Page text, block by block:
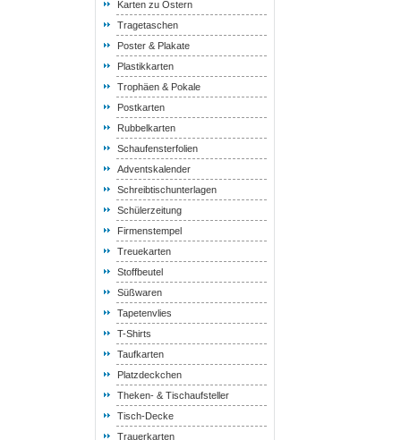
Karten zu Ostern
Tragetaschen
Poster & Plakate
Plastikkarten
Trophäen & Pokale
Postkarten
Rubbelkarten
Schaufensterfolien
Adventskalender
Schreibtischunterlagen
Schülerzeitung
Firmenstempel
Treuekarten
Stoffbeutel
Süßwaren
Tapetenvlies
T-Shirts
Taufkarten
Platzdeckchen
Theken- & Tischaufsteller
Tisch-Decke
Trauerkarten